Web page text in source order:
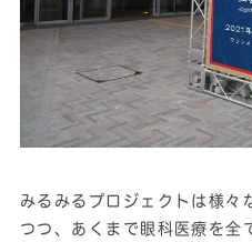
みるみるプロジェクトは様々
つつ、あくまで眼科医療を全